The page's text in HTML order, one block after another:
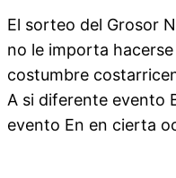
El sorteo del Grosor
no le importa
costumbre
A si diferente evento
evento En en cierta